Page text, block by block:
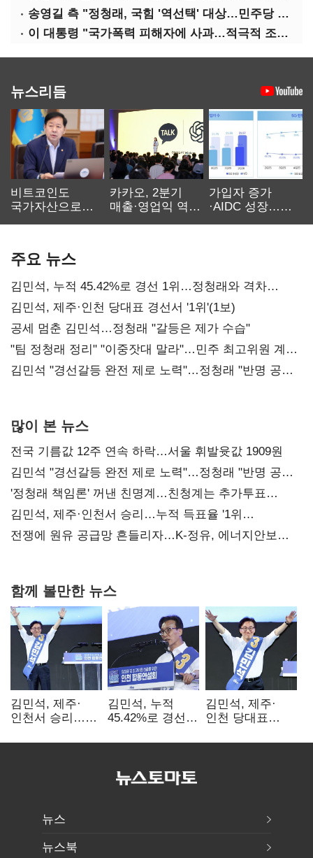
송영길 측 "정청래, 국힘 '역선택' 대상…민주당 대표로 총선 지휘 못해"
이 대통령 "국가폭력 피해자에 사과…적극적 조사로 진실 밝혀야"
뉴스리듬
비트코인도
국가자산으로…'
카카오, 2분기
매출·영업익 역대
가입자 증가
·AIDC 성장…
주요 뉴스
김민석, 누적 45.42%로 경선 1위…정청래와 격차
0.86%p(2보)
김민석, 제주·인천 당대표 경선서 '1위'(1보)
공세 멈춘 김민석…정청래 "갈등은 제가 수습"
"팀 정청래 정리" "이중잣대 말라"…민주 최고위원 계파
다툼 격화
김민석 "경선갈등 완전 제로 노력"…정청래 "반명 공세
많이 본 뉴스
전국 기름값 12주 연속 하락…서울 휘발윳값 1909원
김민석 "경선갈등 완전 제로 노력"…정청래 "반명 공세
사과부터"
'정청래 책임론' 꺼낸 친명계…친청계는 추가투표
때리기
김민석, 제주·인천서 승리…누적 득표율 '1위
탈환'(종합)
전쟁에 원유 공급망 흔들리자…K-정유, 에너지안보
함께 볼만한 뉴스
김민석, 제주·
인천서 승리…
탈환'(종합)
김민석, 누적
45.42%로 경선
격차
김민석, 제주·
인천 당대표
뉴스
뉴스북